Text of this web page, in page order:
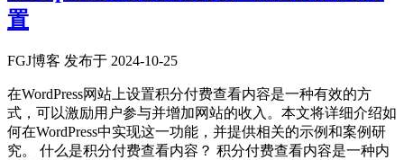
置
FGJ博客 发布于 2024-10-25
在WordPress网站上设置积分付费查看内容是一种有效的方
式，可以激励用户参与并增加网站的收入。本文将详细介绍如
何在WordPress中实现这一功能，并提供相关的示例和案例研
究。 什么是积分付费查看内容？ 积分付费查看内容是一种内